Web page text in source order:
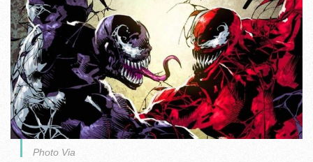
Photo Via